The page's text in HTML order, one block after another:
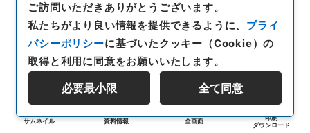
サムネイル 資料情報 全画面
印刷
ダウンロード
ご訪問いただきありがとうございます。
私たちがより良い情報を提供できるように、 プライ
バシーポリシーに基づいたクッキー（Cookie）の
取得と利用に同意をお願いいたします。
必要最小限 全て同意